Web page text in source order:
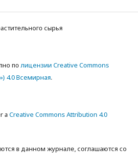
сырья
по лицензии Creative Commons
4.0 Всемирная.
a Creative Commons Attribution 4.0
в данном журнале, соглашаются со